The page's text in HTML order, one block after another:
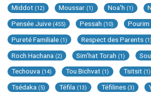
Middot (12) Moussar (1) Noa'h (1)
Pensée Juive (455) Pessah (10) Pourim
Pureté Familiale (1) Respect des Parents (1)
Roch Hachana (2) Sim'hat Torah (1)
Techouva (14) Tou Bichvat (1) Tsitsit (1)
Tsédaka (5) Téfila (13) Téfilines (3)